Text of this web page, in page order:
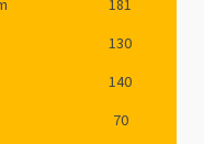
181
130
140
70